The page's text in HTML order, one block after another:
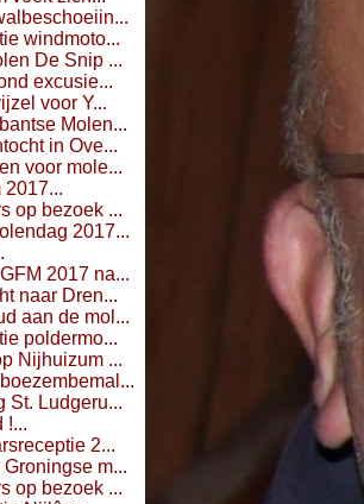
windmoto...
De Snip ...
excusie...
voor Y...
Molen...
in Ove...
voor mole...
2017...
op bezoek ...
2017...
2017 na...
naar Dren...
aan de mol...
poldermo...
Nijhuizum ...
St. Ludgeru...
!...
2...
Groningse m...
op bezoek ...